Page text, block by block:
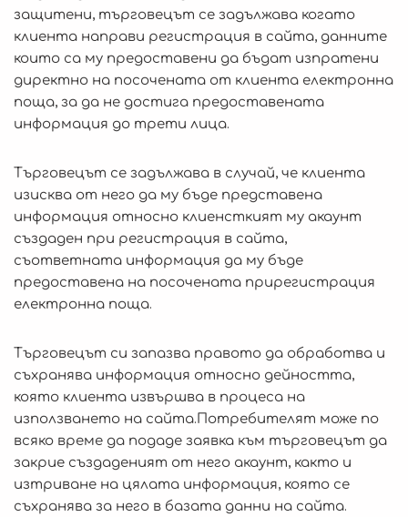
защитени, търговецът се задължава когато
клиента направи регистрация в сайта, данните
които са му предоставени да бъдат изпратени
директно на посочената от клиента електронна
поща, за да не достига предоставената
информация до трети лица.
Търговецът се задължава в случай, че клиента
изисква от него да му бъде представена
информация относно клиенсткият му акаунт
създаден при регистрация в сайта,
съответната информация да му бъде
предоставена на посочената прирегистрация
електронна поща.
Търговецът си запазва правото да обработва и
съхранява информация относно дейността,
която клиента извършва в процеса на
използването на сайта.Потребителят може по
всяко време да подаде заявка към търговецът да
закрие създаденият от него акаунт, както и
изтриване на цялата информация, която се
съхранява за него в базата данни на сайта.